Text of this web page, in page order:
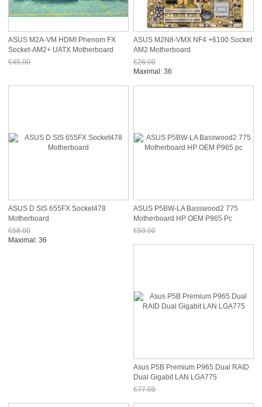
ASUS M2A-VM HDMI Phenom FX
Socket-AM2+ UATX Motherboard
€45.00
ASUS M2N8-VMX NF4 +6100 Socket
AM2 Motherboard
€26.00
Jetzt nur noch €24.18
Maximal: 36
ASUS D SIS 655FX Socket478
Motherboard
€58.00
Jetzt nur noch €53.94
Maximal: 36
ASUS P5BW-LA Basswood2 775
Motherboard HP OEM P965 Pc
€59.00
Asus P5B Premium P965 Dual RAID
Dual Gigabit LAN LGA775
€77.00